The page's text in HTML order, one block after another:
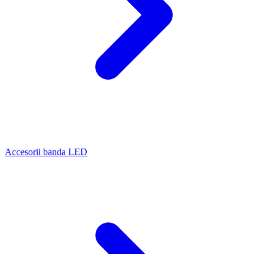
Accesorii banda LED